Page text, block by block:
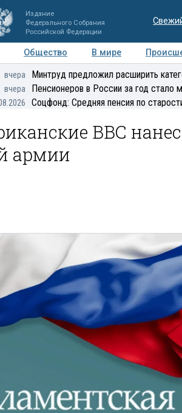
Издание
Федерального Собрания
Российской Федерации
Общество В мире
Мнения Регионы Медиацентр
вчера Минтруд предложил расширить
вчера Пенсионеров в России за год стало
Соцфонд: Средняя пенсия по
ВВС
армии